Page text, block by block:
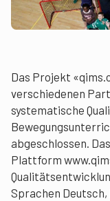
Das Projekt
verschiedenen
systematische
abgeschlossen.
Plattform
Sprachen